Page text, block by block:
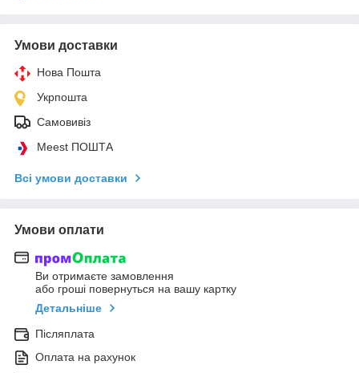
Умови доставки
Нова Пошта
Укрпошта
Самовивіз
Meest ПОШТА
Всі умови доставки
Умови оплати
Ви отримаєте замовлення
або гроші повернуться на вашу картку
Детальніше
Післяплата
Оплата на рахунок